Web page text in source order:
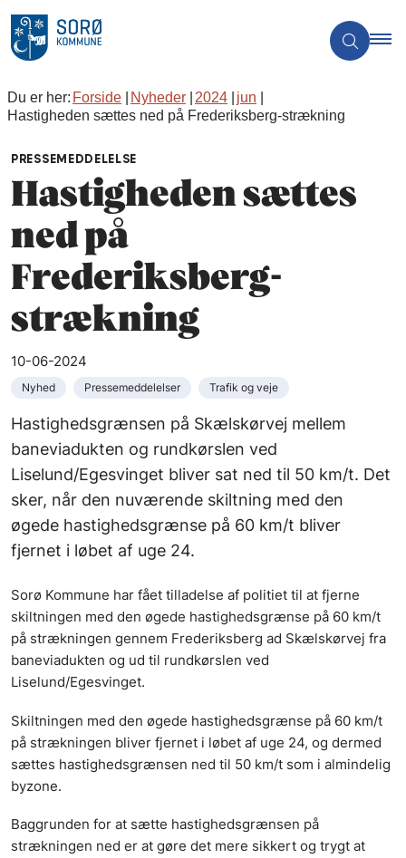
Du er her: Forside Nyheder 2024
jun
Hastigheden sættes ned på Frederiksberg-strækning
PRESSEMEDDELELSE
Hastigheden sættes
ned på
Frederiksberg-
strækning
10-06-2024
Nyhed Pressemeddelelser Trafik og veje
Hastighedsgrænsen på Skælskørvej mellem
baneviadukten og rundkørslen ved
Liselund/Egesvinget bliver sat ned til 50 km/t. Det
sker, når den nuværende skiltning med den
øgede hastighedsgrænse på 60 km/t bliver
fjernet i løbet af uge 24.
Sorø Kommune har fået tilladelse af politiet til at fjerne
skiltningen med den øgede hastighedsgrænse på 60 km/t
på strækningen gennem Frederiksberg ad Skælskørvej fra
baneviadukten og ud til rundkørslen ved
Liselund/Egesvinget.
Skiltningen med den øgede hastighedsgrænse på 60 km/t
på strækningen bliver fjernet i løbet af uge 24, og dermed
sættes hastighedsgrænsen ned til 50 km/t som i almindelig
byzone.
Baggrunden for at sætte hastighedsgrænsen på
strækningen ned er at gøre det mere sikkert og trygt at